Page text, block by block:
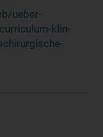
ueber-
klin-